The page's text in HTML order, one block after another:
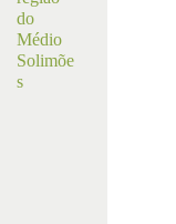
do
Médio
Solimõe
s